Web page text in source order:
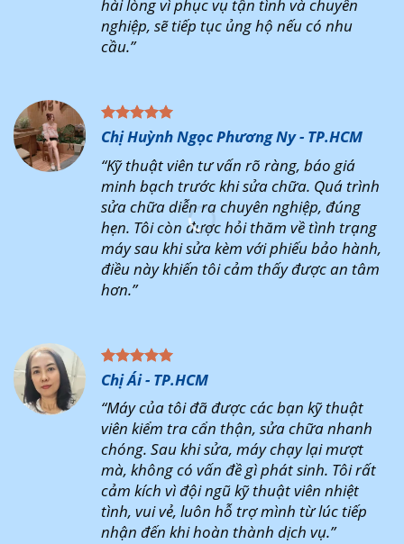
hài lòng vì phục vụ tận tình và chuyên
nghiệp, sẽ tiếp tục ủng hộ nếu có nhu
cầu.”
Chị Huỳnh Ngọc Phương Ny - TP.HCM
“Kỹ thuật viên tư vấn rõ ràng, báo giá
minh bạch trước khi sửa chữa. Quá trình
sửa chữa diễn ra chuyên nghiệp, đúng
hẹn. Tôi còn được hỏi thăm về tình trạng
máy sau khi sửa kèm với phiếu bảo hành,
điều này khiến tôi cảm thấy được an tâm
hơn.”
Chị Ái - TP.HCM
“Máy của tôi đã được các bạn kỹ thuật
viên kiểm tra cẩn thận, sửa chữa nhanh
chóng. Sau khi sửa, máy chạy lại mượt
mà, không có vấn đề gì phát sinh. Tôi rất
cảm kích vì đội ngũ kỹ thuật viên nhiệt
tình, vui vẻ, luôn hỗ trợ mình từ lúc tiếp
nhận đến khi hoàn thành dịch vụ.”